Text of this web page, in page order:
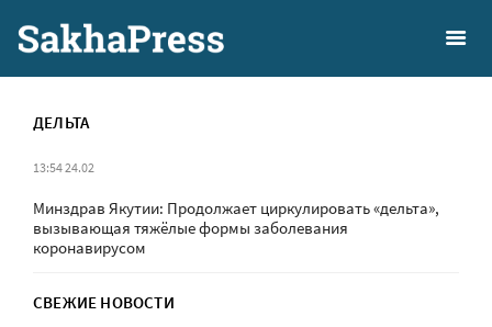
ДЕЛЬТА
13:54 24.02
Минздрав Якутии: Продолжает циркулировать «дельта»,
вызывающая тяжёлые формы заболевания
коронавирусом
СВЕЖИЕ НОВОСТИ